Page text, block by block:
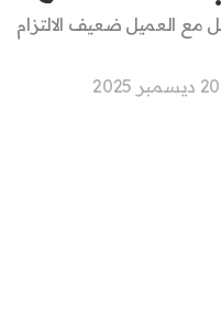
مع العميل ضعيف الالتزام